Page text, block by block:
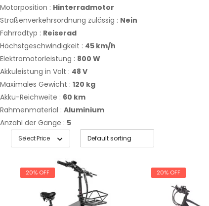
Motorposition : Hinterradmotor
Straßenverkehrsordnung zulässig : Nein
Fahrradtyp : Reiserad
Höchstgeschwindigkeit : 45 km/h
Elektromotorleistung : 800 W
Akkuleistung in Volt : 48 V
Maximales Gewicht : 120 kg
Akku-Reichweite : 60 km
Rahmenmaterial : Aluminium
Anzahl der Gänge : 5
Select Price
20% OFF 20% OFF